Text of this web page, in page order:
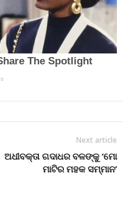
Next article
ଅଧୀବକ୍ତା ଗଦାଧର ବଳଙ୍କୁ ‘ମୋ
ମାଟିର ମହକ ସମ୍ମାନ’